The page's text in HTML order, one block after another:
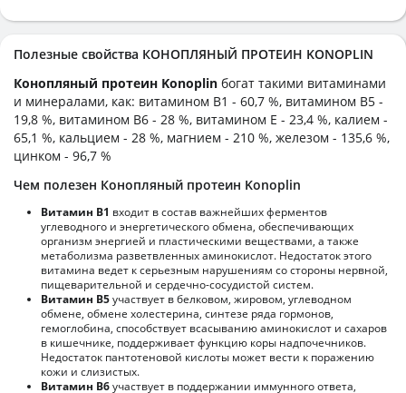
Полезные свойства КОНОПЛЯНЫЙ ПРОТЕИН KONOPLIN
Конопляный протеин Konoplin богат такими витаминами
и минералами, как: витамином B1 - 60,7 %, витамином B5 -
19,8 %, витамином B6 - 28 %, витамином E - 23,4 %, калием -
65,1 %, кальцием - 28 %, магнием - 210 %, железом - 135,6 %,
цинком - 96,7 %
Чем полезен Конопляный протеин Konoplin
Витамин В1 входит в состав важнейших ферментов
углеводного и энергетического обмена, обеспечивающих
организм энергией и пластическими веществами, а также
метаболизма разветвленных аминокислот. Недостаток этого
витамина ведет к серьезным нарушениям со стороны нервной,
пищеварительной и сердечно-сосудистой систем.
Витамин В5участвует в белковом, жировом, углеводном
обмене, обмене холестерина, синтезе ряда гормонов,
гемоглобина, способствует всасыванию аминокислот и сахаров
в кишечнике, поддерживает функцию коры надпочечников.
Недостаток пантотеновой кислоты может вести к поражению
кожи и слизистых.
Витамин В6участвует в поддержании иммунного ответа,